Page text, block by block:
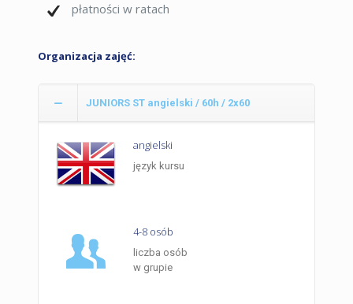
płatności w ratach
Organizacja zajęć:
JUNIORS ST angielski / 60h / 2x60
angielski
język kursu
4-8 osób
liczba osób
w grupie